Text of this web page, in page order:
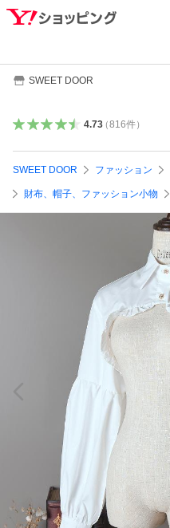
SWEET DOOR
4.73（816件）
SWEET DOOR ファッション
財布、帽子、ファッション小物